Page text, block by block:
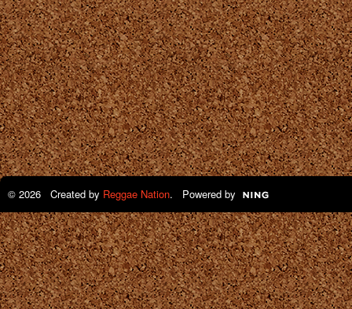
© 2026 Created by Reggae Nation. Powered by